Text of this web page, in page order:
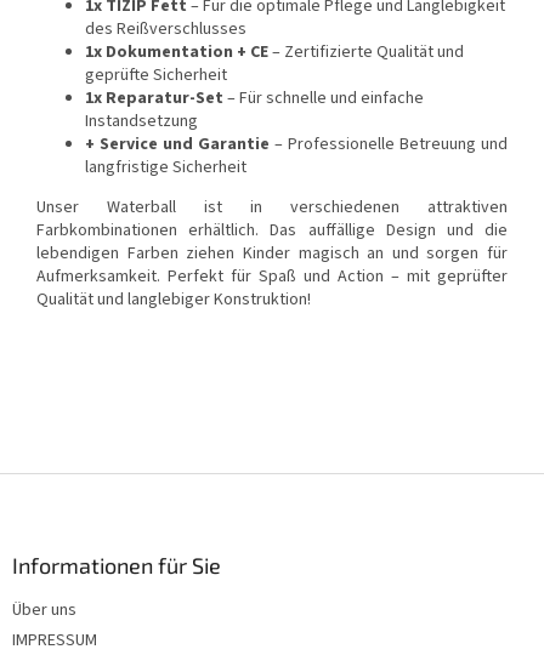
1x TIZIP Fett – Für die optimale Pflege und Langlebigkeit
des Reißverschlusses
1x Dokumentation + CE– Zertifizierte Qualität und
geprüfte Sicherheit
1x Reparatur-Set – Für schnelle und einfache
Instandsetzung
+ Service und Garantie – Professionelle Betreuung und
langfristige Sicherheit
Unser Waterball ist in verschiedenen attraktiven
Farbkombinationen erhältlich. Das auffällige Design und die
lebendigen Farben ziehen Kinder magisch an und sorgen für
Aufmerksamkeit. Perfekt für Spaß und Action – mit geprüfter
Qualität und langlebiger Konstruktion!
Informationen für Sie
Über uns
IMPRESSUM